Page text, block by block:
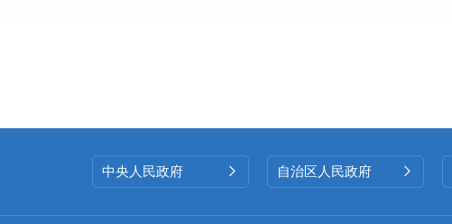
中央人民政府  自治区人民政府 